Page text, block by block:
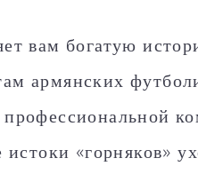
вам богатую
армянских
«горняков»